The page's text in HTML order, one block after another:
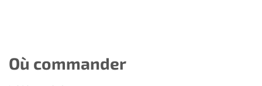
Où commander